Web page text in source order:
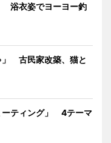
浴衣姿でヨーヨー釣
」 古民家改築、猫と
ーティング」 4テーマ